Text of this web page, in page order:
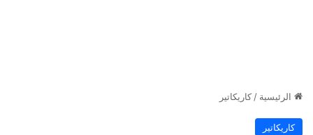
الرئيسية / كاريكاتير
كاريكاتير